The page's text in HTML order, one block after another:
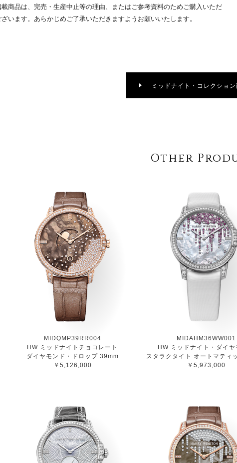
商品は、完売・生産中止等の理由、またはご参考資料のためご購入いただ
います。あらかじめご了承いただきますようお願いいたします。
ミッドナイト・コレクショ
Other
MIDQMP39RR004
HW ミッドナイトチョコレート
ダイヤモンド・ドロップ 39mm
￥5,126,000
MIDAHM36WW001
HW ミッドナイト・ダイヤ
スタラクタイト オートマティ
￥5,973,000